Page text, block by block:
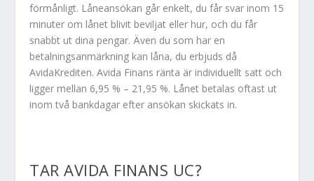
förmånligt. Låneansökan går enkelt, du får svar inom 15
minuter om lånet blivit beviljat eller hur, och du får
snabbt ut dina pengar. Även du som har en
betalningsanmärkning kan låna, du erbjuds då
AvidaKrediten. Avida Finans ränta är individuellt satt och
ligger mellan 6,95 % – 21,95 %. Lånet betalas oftast ut
inom två bankdagar efter ansökan skickats in.
TAR AVIDA FINANS UC?